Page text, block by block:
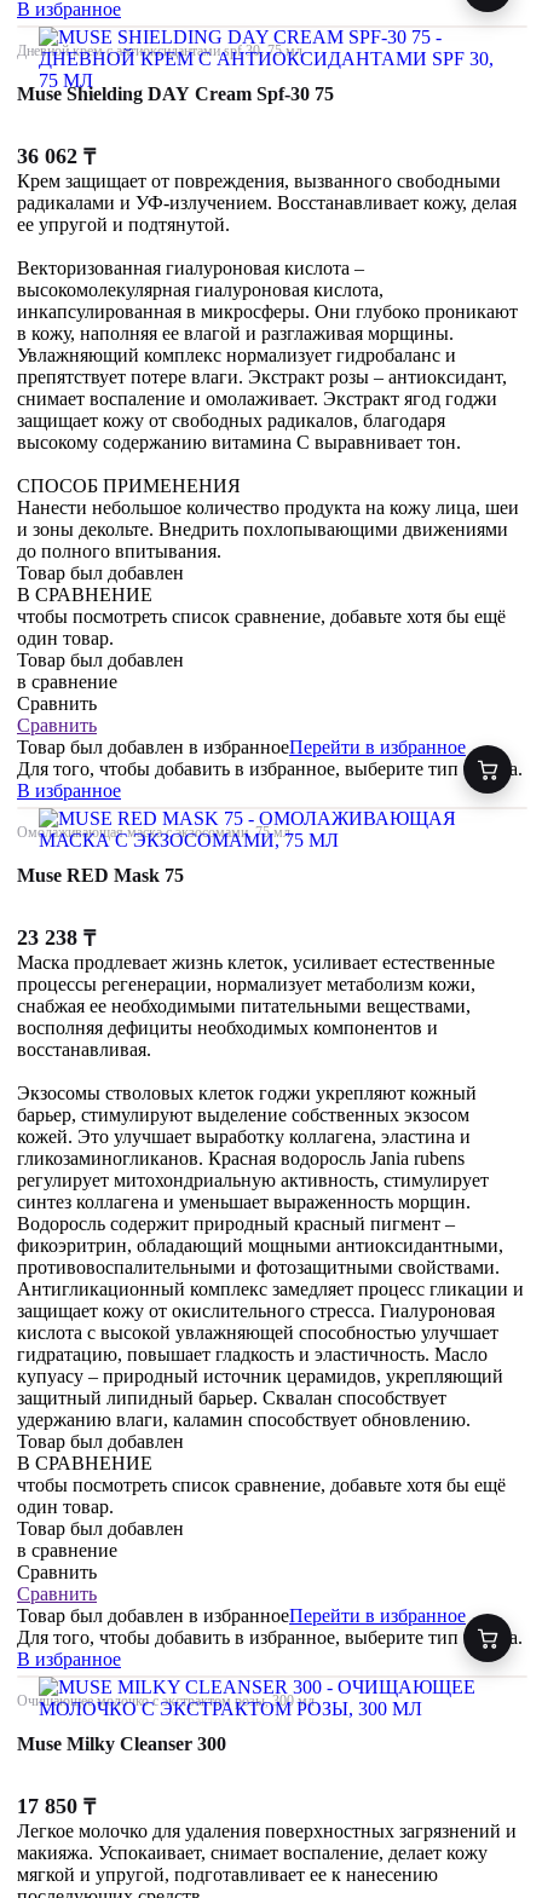
В избранное
Дневной крем с антиоксидантами spf 30, 75 мл
Muse Shielding DAY Cream Spf-30 75
36 062 ₸
Крем защищает от повреждения, вызванного свободными
радикалами и УФ-излучением. Восстанавливает кожу, делая
ее упругой и подтянутой.
Векторизованная гиалуроновая кислота –
высокомолекулярная гиалуроновая кислота,
инкапсулированная в микросферы. Они глубоко проникают
в кожу, наполняя ее влагой и разглаживая морщины.
Увлажняющий комплекс нормализует гидробаланс и
препятствует потере влаги. Экстракт розы – антиоксидант,
снимает воспаление и омолаживает. Экстракт ягод годжи
защищает кожу от свободных радикалов, благодаря
высокому содержанию витамина С выравнивает тон.
СПОСОБ ПРИМЕНЕНИЯ
Нанести небольшое количество продукта на кожу лица, шеи
и зоны декольте. Внедрить похлопывающими движениями
до полного впитывания.
Товар был добавлен
В СРАВНЕНИЕ
чтобы посмотреть список сравнение, добавьте хотя бы ещё
один товар.
Товар был добавлен
в сравнение
Сравнить
Сравнить
Товар был добавлен в избранноеПерейти в избранное
Для того, чтобы добавить в избранное, выберите тип товара.
В избранное
Омолаживающая маска с экзосомами, 75 мл
Muse RED Mask 75
23 238 ₸
Маска продлевает жизнь клеток, усиливает естественные
процессы регенерации, нормализует метаболизм кожи,
снабжая ее необходимыми питательными веществами,
восполняя дефициты необходимых компонентов и
восстанавливая.
Экзосомы стволовых клеток годжи укрепляют кожный
барьер, стимулируют выделение собственных экзосом
кожей. Это улучшает выработку коллагена, эластина и
гликозаминогликанов. Красная водоросль Jania rubens
регулирует митохондриальную активность, стимулирует
синтез коллагена и уменьшает выраженность морщин.
Водоросль содержит природный красный пигмент –
фикоэритрин, обладающий мощными антиоксидантными,
противовоспалительными и фотозащитными свойствами.
Антигликационный комплекс замедляет процесс гликации и
защищает кожу от окислительного стресса. Гиалуроновая
кислота с высокой увлажняющей способностью улучшает
гидратацию, повышает гладкость и эластичность. Масло
купуасу – природный источник церамидов, укрепляющий
защитный липидный барьер. Сквалан способствует
удержанию влаги, каламин способствует обновлению.
Товар был добавлен
В СРАВНЕНИЕ
чтобы посмотреть список сравнение, добавьте хотя бы ещё
один товар.
Товар был добавлен
в сравнение
Сравнить
Сравнить
Товар был добавлен в избранноеПерейти в избранное
Для того, чтобы добавить в избранное, выберите тип товара.
В избранное
Очищающее молочко с экстрактом розы, 300 мл
Muse Milky Cleanser 300
17 850 ₸
Легкое молочко для удаления поверхностных загрязнений и
макияжа. Успокаивает, снимает воспаление, делает кожу
мягкой и упругой, подготавливает ее к нанесению